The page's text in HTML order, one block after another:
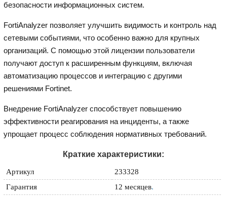
безопасности информационных систем.
FortiAnalyzer позволяет улучшить видимость и контроль над
сетевыми событиями, что особенно важно для крупных
организаций. С помощью этой лицензии пользователи
получают доступ к расширенным функциям, включая
автоматизацию процессов и интеграцию с другими
решениями Fortinet.
Внедрение FortiAnalyzer способствует повышению
эффективности реагирования на инциденты, а также
упрощает процесс соблюдения нормативных требований.
Краткие характеристики:
Артикул
233328
Гарантия
12 месяцев.